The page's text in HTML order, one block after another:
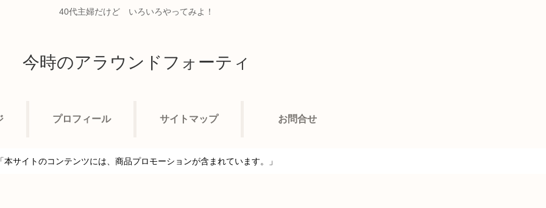
40代主婦だけど いろいろやってみよ！
今時のアラウンドフォーティ
プロフィール サイトマップ お問合せ
本サイトのコンテンツには、商品プロモーションが含まれています。」